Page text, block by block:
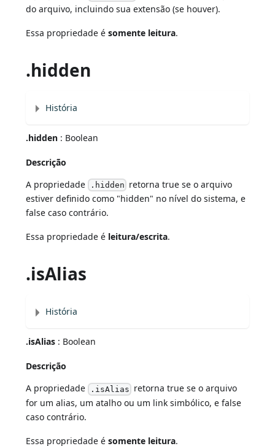
do arquivo, incluindo sua extensão (se houver).
Essa propriedade ésomente leitura.
.hidden
História
.hidden : Boolean
Descrição
A propriedade .hidden retorna true se o arquivo
estiver definido como "hidden" no nível do sistema, e
false caso contrário.
Essa propriedade é leitura/escrita.
.isAlias
História
.isAlias : Boolean
Descrição
A propriedade .isAlias retorna true se o arquivo
for um alias, um atalho ou um link simbólico, e false
caso contrário.
Essa propriedade ésomente leitura.